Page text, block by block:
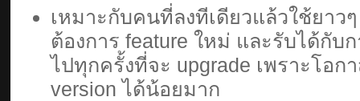
เหมาะกับคนที่ลงทีเดียวแล้วใช้ยาว
ต้องการ feature ใหม่ และรับได้กับ
ไปทุกครั้งที่จะ upgrade เพราะโอก
version ได้น้อยมาก